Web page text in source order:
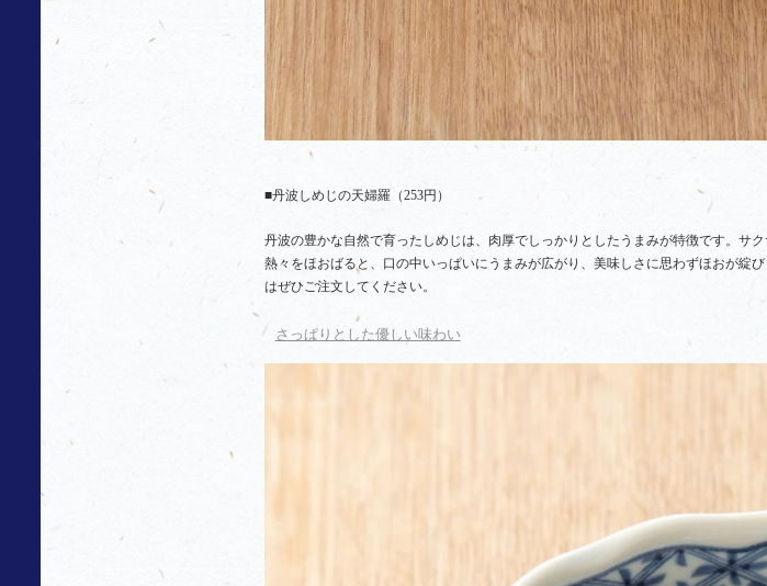
■丹波しめじの天婦羅（253円）
丹波の豊かな自然で育ったしめじは、肉厚でしっかりとしたうまみが特徴です。サ
熱々をほおばると、口の中いっぱいにうまみが広がり、美味しさに思わずほおが綻
はぜひご注文してください。
さっぱりとした優しい味わい